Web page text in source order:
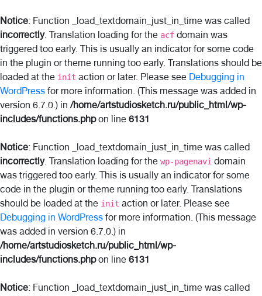
Notice: Function _load_textdomain_just_in_time was called
incorrectly. Translation loading for the acf domain was
triggered too early. This is usually an indicator for some code
in the plugin or theme running too early. Translations should be
loaded at the init action or later. Please see Debugging in
WordPress for more information. (This message was added in
version 6.7.0.) in/home/artstudiosketch.ru/public_html/wp-
includes/functions.phpon line 6131
Notice: Function _load_textdomain_just_in_time was called
incorrectly. Translation loading for the wp-pagenavi domain
was triggered too early. This is usually an indicator for some
code in the plugin or theme running too early. Translations
should be loaded at the init action or later. Please see
Debugging in WordPress for more information. (This message
was added in version 6.7.0.) in
/home/artstudiosketch.ru/public_html/wp-
includes/functions.phpon line 6131
Notice: Function _load_textdomain_just_in_time was called